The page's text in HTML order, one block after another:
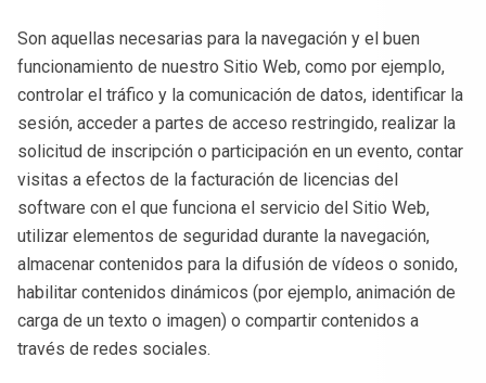
Son aquellas necesarias para la navegación y el buen
funcionamiento de nuestro Sitio Web, como por ejemplo,
controlar el tráfico y la comunicación de datos, identificar la
sesión, acceder a partes de acceso restringido, realizar la
solicitud de inscripción o participación en un evento, contar
visitas a efectos de la facturación de licencias del
software con el que funciona el servicio del Sitio Web,
utilizar elementos de seguridad durante la navegación,
almacenar contenidos para la difusión de vídeos o sonido,
habilitar contenidos dinámicos (por ejemplo, animación de
carga de un texto o imagen) o compartir contenidos a
través de redes sociales.